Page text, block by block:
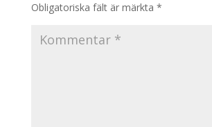
Obligatoriska fält är märkta *